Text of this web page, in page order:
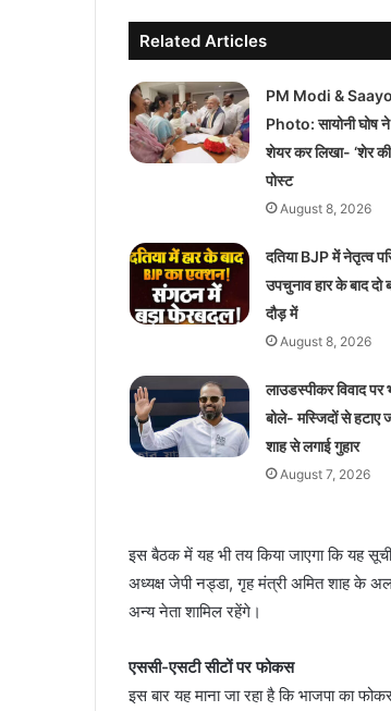
Related Articles
PM Modi &
Photo: सायोनी घोष ने
शेयर कर लिखा- ‘शेर
पोस्ट
August 8, 2026
दतिया BJP में नेतृत्व
उपचुनाव हार के बाद दो
दौड़ में
August 8, 2026
लाउडस्पीकर विवाद
बोले- मस्जिदों से हटाए
शाह से लगाई गुहार
August 7, 2026
इस बैठक में यह भी तय किया जाएगा कि यह
अध्यक्ष जेपी नड्डा, गृह मंत्री अमित शाह के
अन्य नेता शामिल रहेंगे।
एससी-एसटी सीटों पर फोकस
इस बार यह माना जा रहा है कि भाजपा का